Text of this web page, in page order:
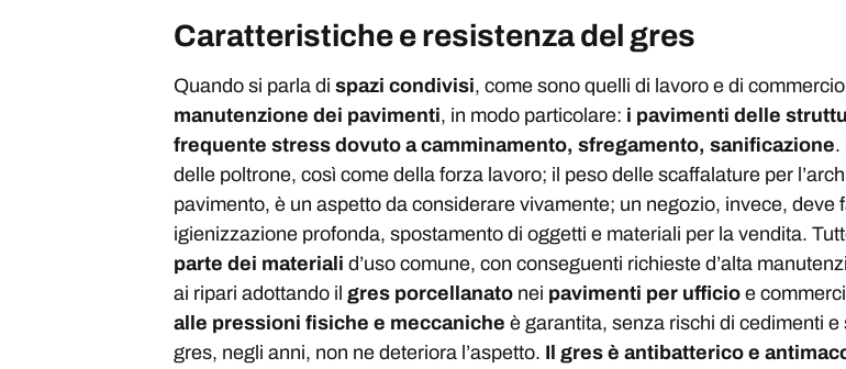
Caratteristiche e resistenza del gres
Quando si parla di spazi condivisi, come sono quelli di lavoro e di
manutenzione dei pavimenti, in modo particolare: i pavimenti delle
frequente stress dovuto a camminamento, sfregamento, sanificazione.
delle poltrone, così come della forza lavoro; il peso delle scaffalature per
pavimento, è un aspetto da considerare vivamente; un negozio, invece,
igienizzazione profonda, spostamento di oggetti e materiali per la vendita.
parte dei materiali d’uso comune, con conseguenti richieste d’alta
ai ripari adottando il gres porcellanato nei pavimenti per ufficio e
alle pressioni fisiche e meccaniche è garantita, senza rischi di cedimenti
gres, negli anni, non ne deteriora l’aspetto. Il gres è antibatterico e